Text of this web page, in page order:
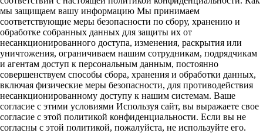
мы защищаем вашу информацию Мы принимаем
соответствующие меры безопасности по сбору, хранению и
обработке собранных данных для защиты их от
несанкционированного доступа, изменения, раскрытия или
уничтожения, ограничиваем нашим сотрудникам, подрядчикам
и агентам доступ к персональным данным, постоянно
совершенствуем способы сбора, хранения и обработки данных,
включая физические меры безопасности, для противодействия
несанкционированному доступу к нашим системам. Ваше
согласие с этими условиями Используя сайт, вы выражаете свое
согласие с этой политикой конфиденциальности. Если вы не
согласны с этой политикой, пожалуйста, не используйте его.